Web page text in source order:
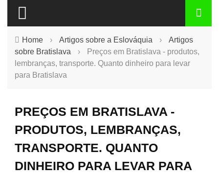
Home › Artigos sobre a Eslováquia ›
Artigos
sobre Bratislava
›
Preços em Bratislava - produtos,
lembranças, transporte. Quanto dinheiro para levar
para Bratislava
PREÇOS EM BRATISLAVA -
PRODUTOS, LEMBRANÇAS,
TRANSPORTE. QUANTO
DINHEIRO PARA LEVAR PARA